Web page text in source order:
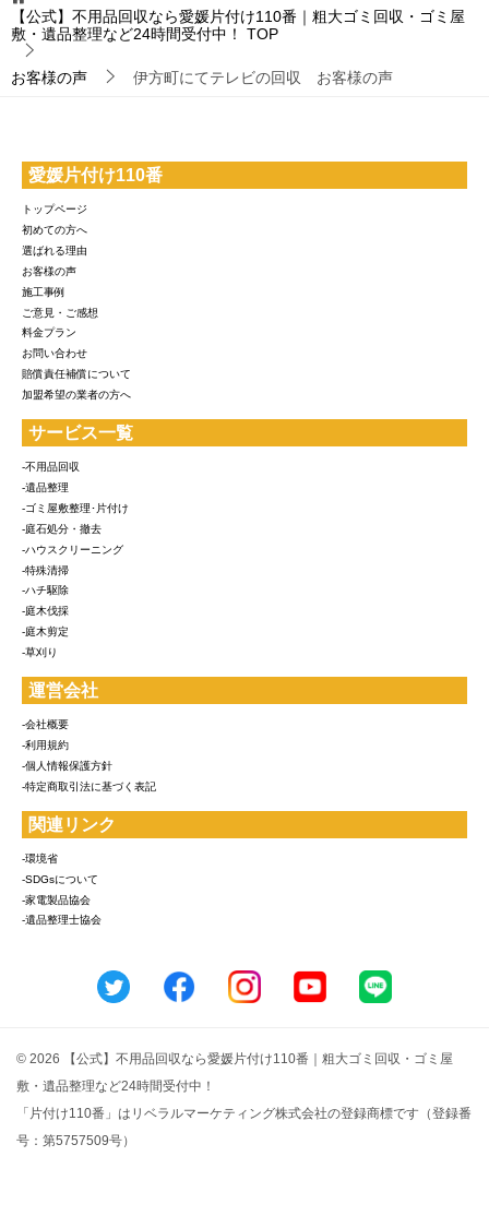
【公式】不用品回収なら愛媛片付け110番｜粗大ゴミ回収・ゴミ屋
敷・遺品整理など24時間受付中！
TOP
お客様の声 伊方町にてテレビの回収 お客様の声
愛媛片付け110番
トップページ
初めての方へ
選ばれる理由
お客様の声
施工事例
ご意見・ご感想
料金プラン
お問い合わせ
賠償責任補償について
加盟希望の業者の方へ
サービス一覧
-不用品回収
-遺品整理
-ゴミ屋敷整理･片付け
-庭石処分・撤去
-ハウスクリーニング
-特殊清掃
-ハチ駆除
-庭木伐採
-庭木剪定
-草刈り
運営会社
-会社概要
-利用規約
-個人情報保護方針
-特定商取引法に基づく表記
関連リンク
-環境省
-SDGsについて
-家電製品協会
-遺品整理士協会
© 2026 【公式】不用品回収なら愛媛片付け110番｜粗大ゴミ回収・ゴミ屋
敷・遺品整理など24時間受付中！
「片付け110番」はリベラルマーケティング株式会社の登録商標です（登録番
号：第5757509号）